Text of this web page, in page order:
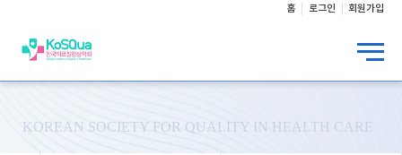
홈 로그인 회원가입
KOREAN SOCIETY FOR QUALITY IN HEALTH CARE